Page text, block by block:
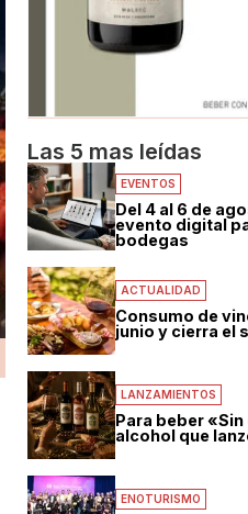
Las 5 mas leídas
EVENTOS
Del 4 al 6 de
evento digital
bodegas
ACTUALIDAD
Consumo de
junio y cierra el
LANZAMIENTOS
Para beber
alcohol que
ENOTURISMO